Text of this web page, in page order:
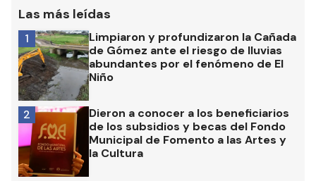
Las más leídas
Limpiaron y profundizaron la Cañada
de Gómez ante el riesgo de lluvias
abundantes por el fenómeno de El
Niño
1
Dieron a conocer a los beneficiarios
de los subsidios y becas del Fondo
Municipal de Fomento a las Artes y
la Cultura
2